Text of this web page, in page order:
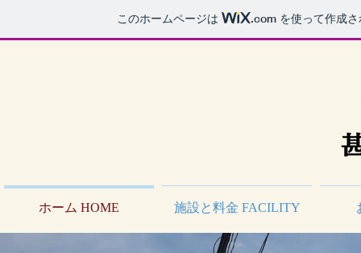
このホームページは .com を使って作成
ホーム HOME 施設と料金 FACILITY